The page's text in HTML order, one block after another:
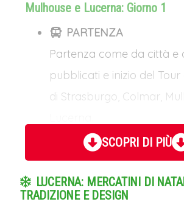
Mulhouse e Lucerna: Giorno 1
PARTENZA
Partenza come da città e
pubblicati e inizio del Tour
di Strasburgo, Colmar,
Tour dei Mercatini di
Mulhouse e Lucerna: Giorno 2
STRASBURGO E I SUOI
SCOPRI DI PIÙ
LUCERNA: MERCATINI DI
TRADIZIONE E DESIGN